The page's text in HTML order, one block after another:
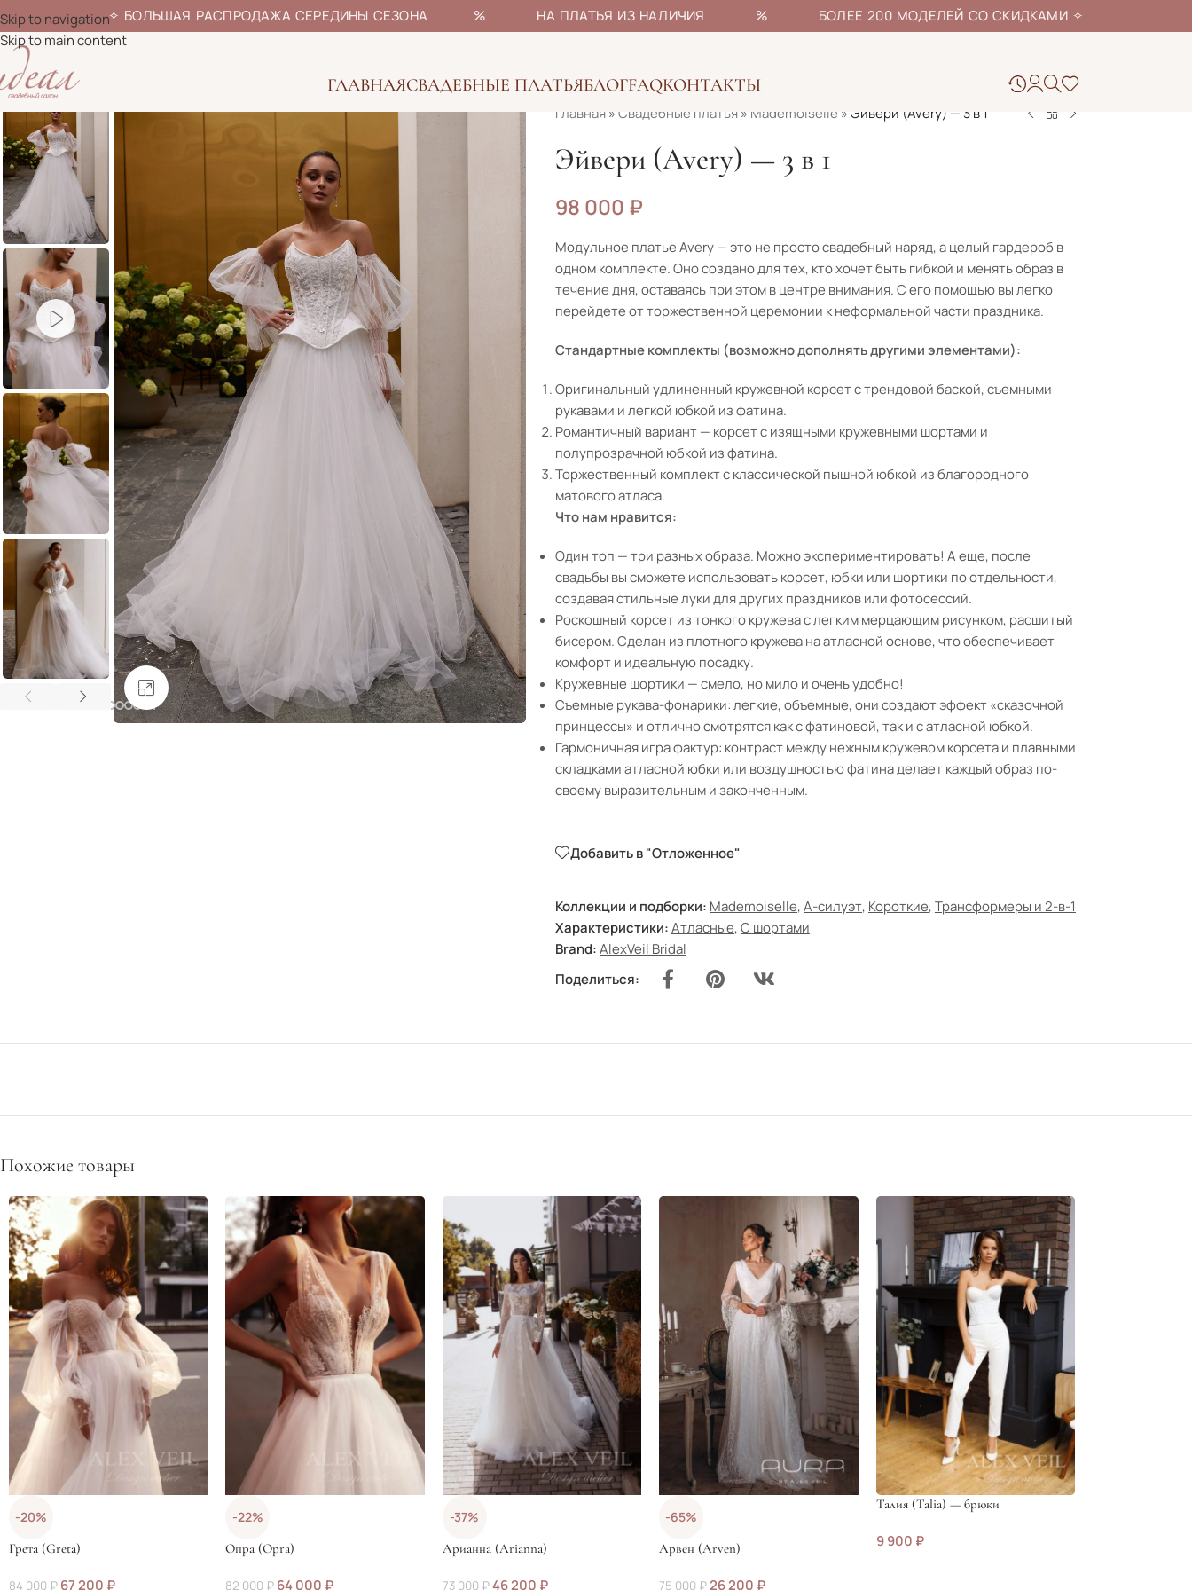
✧ БОЛЬШАЯ РАСПРОДАЖА СЕРЕДИНЫ СЕЗОНА % НА ПЛАТЬЯ ИЗ НАЛИЧИЯ % БОЛЕЕ 200 МОДЕЛЕЙ СО СКИДКАМИ✧
Skip to navigation
Skip to main content
ГЛАВНАЯСВАДЕБНЫЕ ПЛАТЬЯБЛОГFAQКОНТАКТЫ
Увеличить
Главная»Свадебные платья» Mademoiselle »Эйвери (Avery) — 3 в 1
Эйвери (Avery) — 3 в 1
98 000 ₽
Модульное платье Avery — это не просто свадебный наряд, а целый гардероб в
одном комплекте. Оно создано для тех, кто хочет быть гибкой и менять образ в
течение дня, оставаясь при этом в центре внимания. С его помощью вы легко
перейдете от торжественной церемонии к неформальной части праздника.
Стандартные комплекты (возможно дополнять другими элементами):
Оригинальный удлиненный кружевной корсет с трендовой баской, съемными
рукавами и легкой юбкой из фатина.
Романтичный вариант — корсет с изящными кружевными шортами и
полупрозрачной юбкой из фатина.
Торжественный комплект с классической пышной юбкой из благородного
матового атласа.
Что нам нравится:
Один топ — три разных образа. Можно экспериментировать! А еще, после
свадьбы вы сможете использовать корсет, юбки или шортики по отдельности,
создавая стильные луки для других праздников или фотосессий.
Роскошный корсет из тонкого кружева с легким мерцающим рисунком, расшитый
бисером. Сделан из плотного кружева на атласной основе, что обеспечивает
комфорт и идеальную посадку.
Кружевные шортики — смело, но мило и очень удобно!
Съемные рукава-фонарики: легкие, объемные, они создают эффект «сказочной
принцессы» и отлично смотрятся как с фатиновой, так и с атласной юбкой.
Гармоничная игра фактур: контраст между нежным кружевом корсета и плавными
складками атласной юбки или воздушностью фатина делает каждый образ по-
своему выразительным и законченным.
Добавить в "Отложенное"
Коллекции и подборки: Mademoiselle,А-силуэт, Короткие,Трансформеры и 2-в-1
Характеристики:Атласные,С шортами
Brand:AlexVeil Bridal
Поделиться:
Похожие товары
-20%
Грета (Greta)
84 000₽ 67 200 ₽
-22%
Опра (Opra)
82 000₽ 64 000 ₽
-37%
Арианна (Arianna)
73 000₽46 200 ₽
-65%
Арвен (Arven)
75 000₽26 200 ₽
Талия (Talia) — брюки
9 900 ₽